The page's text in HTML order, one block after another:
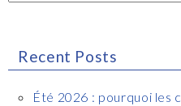
Recent Posts
Été 2026 : pourquoi les